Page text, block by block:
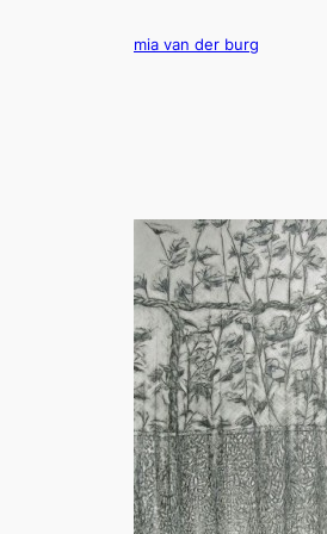
mia van der burg